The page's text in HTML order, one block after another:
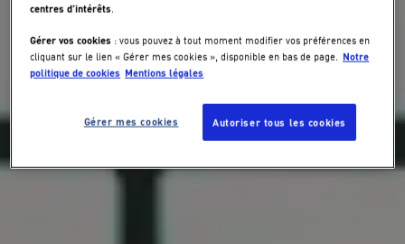
centres d’intérêts.
Gérer vos cookies : vous pouvez à tout moment modifier vos préférences en
cliquant sur le lien « Gérer mes cookies », disponible en bas de page. Notre
politique de cookies Mentions légales
Gérer mes cookies Autoriser tous les cookies